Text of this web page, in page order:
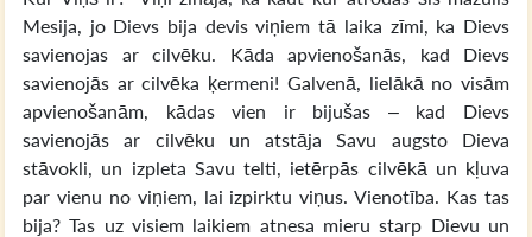
Mesija, jo Dievs bija devis viņiem tā laika zīmi, ka Dievs
savienojas ar cilvēku. Kāda apvienošanās, kad Dievs
savienojās ar cilvēka ķermeni! Galvenā, lielākā no visām
apvienošanām, kādas vien ir bijušas – kad Dievs
savienojās ar cilvēku un atstāja Savu augsto Dieva
stāvokli, un izpleta Savu telti, ietērpās cilvēkā un kļuva
par vienu no viņiem, lai izpirktu viņus. Vienotība. Kas tas
bija? Tas uz visiem laikiem atnesa mieru starp Dievu un